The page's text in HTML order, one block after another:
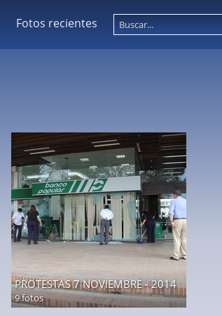
Fotos recientes
PROTESTAS 7 NOVIEMBRE - 2014
9 fotos